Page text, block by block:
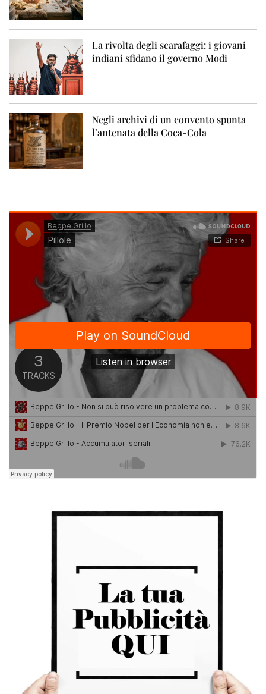
La rivolta degli scarafaggi: i giovani
indiani sfidano il governo Modi
Negli archivi di un convento spunta
l’antenata della Coca-Cola